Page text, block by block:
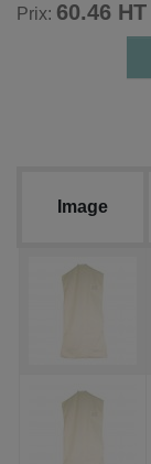
Prix: 60.46 HT
Image